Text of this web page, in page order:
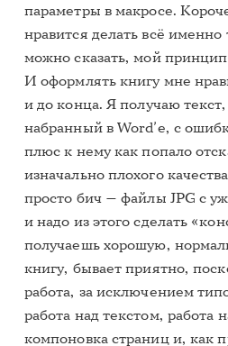
параметры в макросе.
нравится делать всё именно
можно сказать, мой
И оформлять книгу мне
и до конца. Я получаю
набранный в Word’е, с
плюс к нему как попало
изначально плохого
просто бич — файлы JPG с
и надо из этого сделать
получаешь хорошую,
книгу, бывает приятно,
работа, за исключением
работа над текстом, работа
компоновка страниц и, как